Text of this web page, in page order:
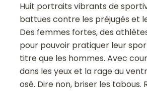
Huit portraits vibrants de
battues contre les préjugés et
Des femmes fortes, des
pour pouvoir pratiquer leur
titre que les hommes. Avec
dans les yeux et la rage au
osé. Dire non, briser les tabous.